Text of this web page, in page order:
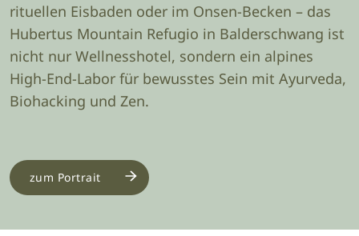
rituellen Eisbaden oder im Onsen-Becken – das
Hubertus Mountain Refugio in Balderschwang ist
nicht nur Wellnesshotel, sondern ein alpines
High-End-Labor für bewusstes Sein mit Ayurveda,
Biohacking und Zen.
zum Portrait